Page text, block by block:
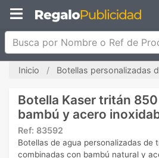
Busca por Nombre o Ref de
Inicio Botellas personalizadas
Botella Kaser tritán
bambú y acero
Ref: 83592
Botellas de agua personalizadas de
combinadas con bambú natural y